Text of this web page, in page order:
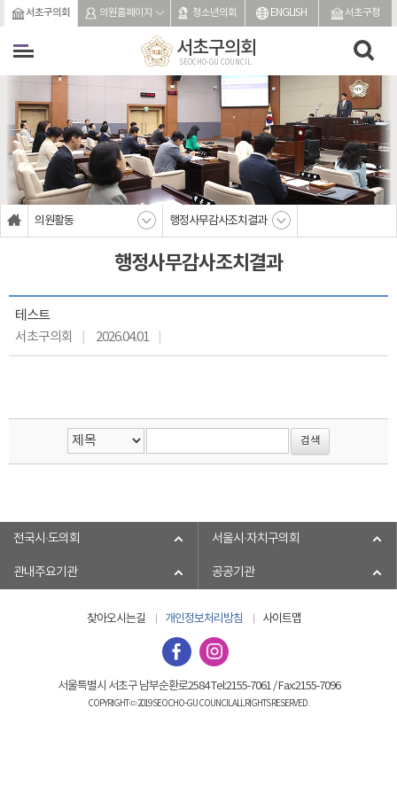
본문바로가기
서초구의회 의원홈페이지 청소년의회 ENGLISH 서초구청
서초구의회
SEOCHO-GU COUNCIL
의원활동 행정사무감사조치결과
행정사무감사조치결과
테스트
서초구의회
2026.04.01
전국시·도의회 서울시·자치구의회
관내주요기관 공공기관
찾아오시는길 개인정보처리방침 사이트맵
서울특별시 서초구 남부순환로2584 Tel:2155-7061 / Fax:2155-7096
COPYRIGHT © 2019 SEOCHO-GU COUNCIL ALL RIGHTS RESERVED.